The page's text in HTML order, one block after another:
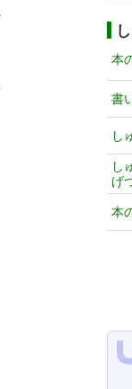
本
書
し
し
げ
本